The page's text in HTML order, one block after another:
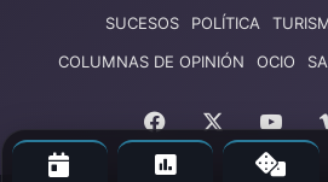
SUCESOS
POLÍTICA
COLUMNAS DE OPINIÓN
OCIO
Facebook